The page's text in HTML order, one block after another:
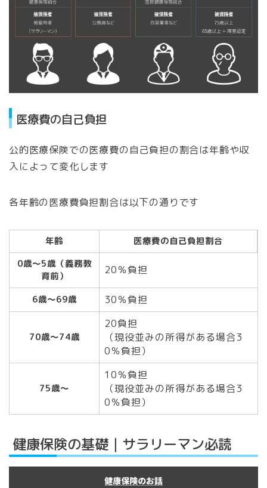
医療費の自己負担
公的医療保険での医療費の自己負担の割合は年齢や収
入によって変化します
各年齢の医療費負担割合は以下の通りです
年齢
医療費の自己負担割合
0歳～5歳（義務教
育前）
20％負担
6歳～69歳 30％負担
70歳～74歳
20負担
（現役並みの所得がある場合3
0％負担）
75歳～
10％負担
（現役並みの所得がある場合3
0％負担）
健康保険の基礎｜サラリーマン必読